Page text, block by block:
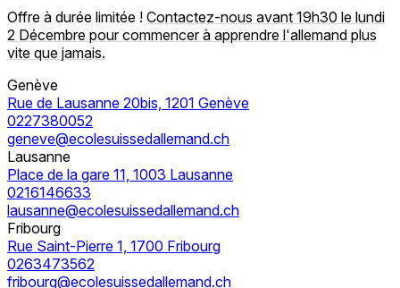
Offre à durée limitée ! Contactez-nous avant 19h30 le lundi
2 Décembre pour commencer à apprendre l'allemand plus
vite que jamais.
Genève
Rue de Lausanne 20bis, 1201 Genève
0227380052
geneve@ecolesuissedallemand.ch
Lausanne
Place de la gare 11, 1003 Lausanne
0216146633
lausanne@ecolesuissedallemand.ch
Fribourg
Rue Saint-Pierre 1, 1700 Fribourg
0263473562
fribourg@ecolesuissedallemand.ch